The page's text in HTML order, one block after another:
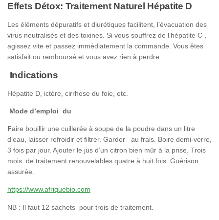
Effets Détox: Traitement Naturel Hépatite D
Les éléments dépuratifs et diurétiques facilitent, l’évacuation des
virus neutralisés et des toxines. Si vous souffrez de l’hépatite C ,
agissez vite et passez immédiatement la commande. Vous êtes
satisfait ou remboursé et vous avez rien à perdre.
Indications
Hépatite D, ictère, cirrhose du foie, etc.
Mode d’emploi du
Faire bouillir une cuillerée à soupe de la poudre dans un litre
d’eau, laisser refroidir et filtrer. Garder au frais. Boire demi-verre,
3 fois par jour. Ajouter le jus d’un citron bien mûr à la prise. Trois
mois de traitement renouvelables quatre à huit fois. Guérison
assurée.
https://www.afriquebio.com
NB : Il faut 12 sachets pour trois de traitement.